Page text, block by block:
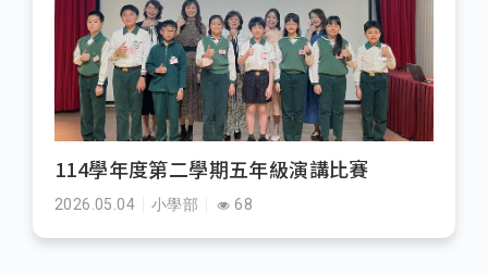
114學年度第二學期五年級演講比賽
2026.05.04 小學部 68